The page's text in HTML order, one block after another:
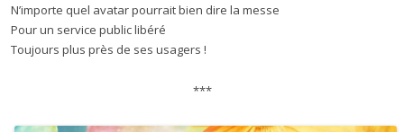
N’importe quel avatar pourrait bien dire la messe
Pour un service public libéré
Toujours plus près de ses usagers !
***